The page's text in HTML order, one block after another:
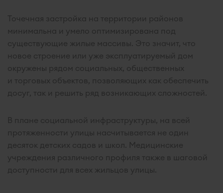
Точечная застройка на территории районов
минимальна и умело оптимизирована под
существующие жилые массивы. Это значит, что
новое строение или уже эксплуатируемый дом
окружены рядом социальных, общественных
и торговых объектов, позволяющих как обеспечить
досуг, так и решить ряд возникающих сложностей.
В плане социальной инфраструктуры, на всей
протяженности улицы насчитывается не один
десяток детских садов и школ. Медицинские
учреждения различного профиля также в шаговой
доступности для всех жильцов улицы.